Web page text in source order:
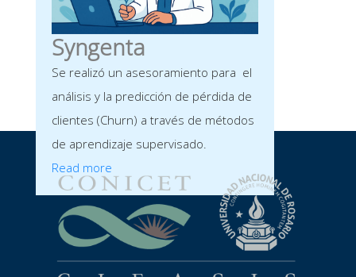
Syngenta
Se realizó un asesoramiento para el
análisis y la predicción de pérdida de
clientes (Churn) a través de métodos
de aprendizaje supervisado.
Read more